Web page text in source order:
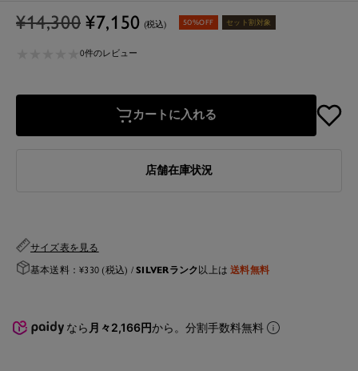
通
¥14,300 セ
ル
格
¥7,150 (税込) 50%OFF セット割対象
0件のレビュー
カートに入れる
店舗在庫状況
サイズ表を見る
基本送料：¥330 (税込) /SILVERランク以上は送料無料
なら 月々2,166円から。分割手数料無料